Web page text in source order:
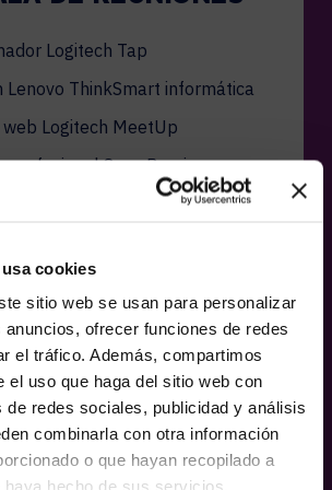
cookies
sitio web se usan para personalizar
ofrecer funciones de redes
el tráfico. Además, compartimos
el uso que haga del sitio web con
de redes sociales, publicidad y análisis
combinarla con otra información
o que hayan recopilado a
haya hecho de sus servicios.
Logitech Tap
Lenovo ThinkSmart informática
web Logitech MeetUp
profesional Sony Bravia
YOU'RE IN USA.
instead?
TAKE ME THERE